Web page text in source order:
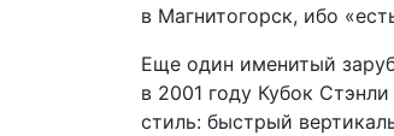
в Магнитогорск, ибо
Еще один именитый
в 2001 году Кубок
стиль: быстрый